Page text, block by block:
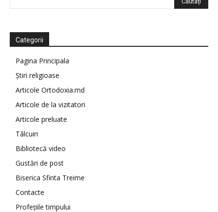
Categorii
Pagina Principala
Știri religioase
Articole Ortodoxia.md
Articole de la vizitatori
Articole preluate
Tâlcuiri
Bibliotecă video
Gustări de post
Biserica Sfinta Treime
Contacte
Profețiile timpului